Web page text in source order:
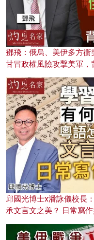
鄧飛：俄烏、美伊多方
甘冒政權風險攻擊美軍，
邱國光博士x潘詠儀校長
承文言文之美？ 日常寫